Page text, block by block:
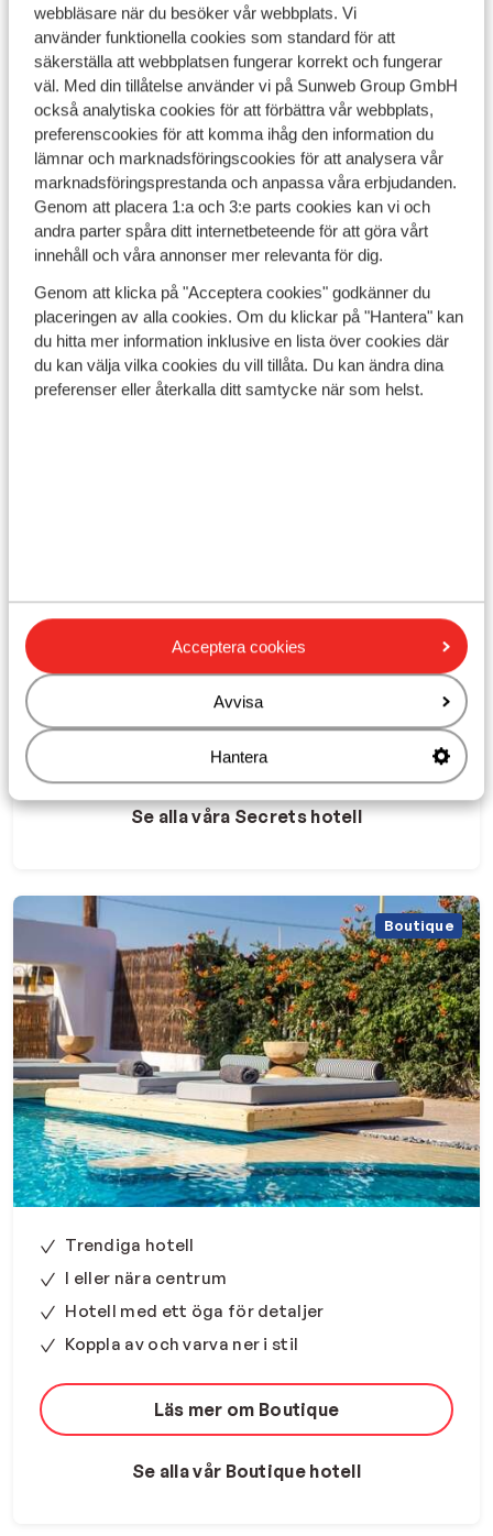
webbläsare när du besöker vår webbplats. Vi
använder funktionella cookies som standard för att
säkerställa att webbplatsen fungerar korrekt och fungerar
väl. Med din tillåtelse använder vi på Sunweb Group GmbH
också analytiska cookies för att förbättra vår webbplats,
preferenscookies för att komma ihåg den information du
lämnar och marknadsföringscookies för att analysera vår
marknadsföringsprestanda och anpassa våra erbjudanden.
Genom att placera 1:a och 3:e parts cookies kan vi och
andra parter spåra ditt internetbeteende för att göra vårt
innehåll och våra annonser mer relevanta för dig.
Genom att klicka på "Acceptera cookies" godkänner du
placeringen av alla cookies. Om du klickar på "Hantera" kan
du hitta mer information inklusive en lista över cookies där
du kan välja vilka cookies du vill tillåta. Du kan ändra dina
preferenser eller återkalla ditt samtycke när som helst.
Acceptera cookies
Avvisa
Hantera
Mycket god mat
Läs mer om Excellent
Se alla våra Excellent hotell
Gästfria värdar
Läs mer om Secrets
Se alla våra Secrets hotell
Boutique
Trendiga hotell
I eller nära centrum
Hotell med ett öga för detaljer
Koppla av och varva ner i stil
Läs mer om Boutique
Se alla vår Boutique hotell